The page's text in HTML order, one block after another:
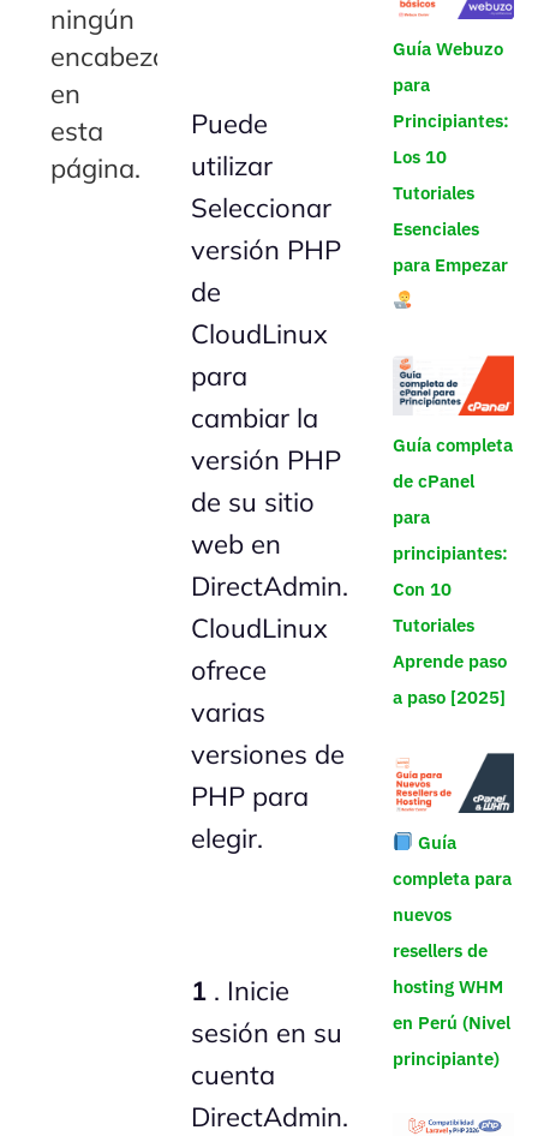
ningún
encabezado
en
esta
página.
Puede
utilizar
Seleccionar
versión PHP
de
CloudLinux
para
cambiar la
versión PHP
de su sitio
web en
DirectAdmin.
CloudLinux
ofrece
varias
versiones de
PHP para
elegir.
1 . Inicie
sesión en su
cuenta
DirectAdmin.
Guía Webuzo
para
Principiantes:
Los 10
Tutoriales
Esenciales
para Empezar
Guía completa
de cPanel
para
principiantes:
Con 10
Tutoriales
Aprende paso
a paso [2025]
Guía
completa para
nuevos
resellers de
hosting WHM
en Perú (Nivel
principiante)